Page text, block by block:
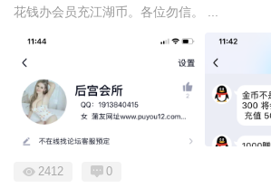
花钱办会员充江湖币。各位勿信。 ...
2412 0